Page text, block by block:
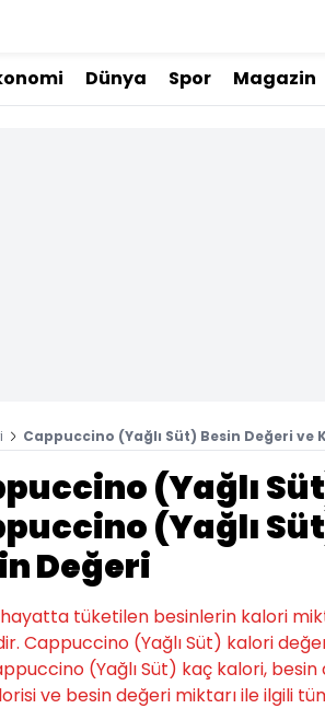
Dünya Spor Magazin
Cappuccino (Yağlı Süt) Besin Değeri ve
(Yağlı
(Yağlı
Değeri
tüketilen besinlerin kalori
Cappuccino (Yağlı Süt) kalori
(Yağlı Süt) kaç kalori,
ve besin değeri miktarı ile ilgili